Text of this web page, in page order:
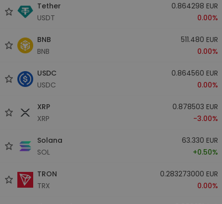
Tether
USDT
0.864298 EUR
0.00%
BNB
BNB
511.480 EUR
0.00%
USDC
USDC
0.864560 EUR
0.00%
XRP
XRP
0.878503 EUR
-3.00%
Solana
SOL
63.330 EUR
+0.50%
TRON
TRX
0.283273000 EUR
0.00%